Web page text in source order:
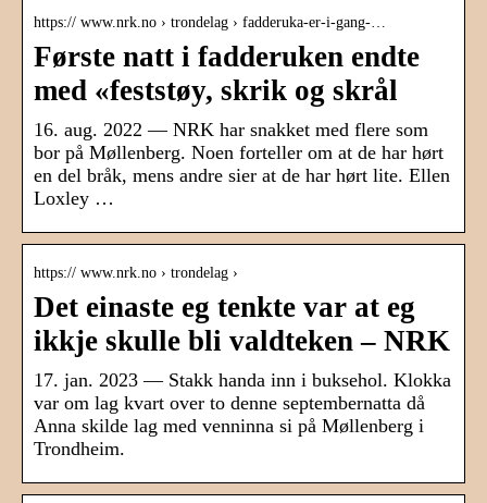
https:// www.nrk.no › trondelag › fadderuka-er-i-gang-…
Første natt i fadderuken endte
med «feststøy, skrik og skrål
16. aug. 2022 — NRK har snakket med flere som
bor på Møllenberg. Noen forteller om at de har hørt
en del bråk, mens andre sier at de har hørt lite. Ellen
Loxley …
https:// www.nrk.no › trondelag ›
Det einaste eg tenkte var at eg
ikkje skulle bli valdteken – NRK
17. jan. 2023 — Stakk handa inn i buksehol. Klokka
var om lag kvart over to denne septembernatta då
Anna skilde lag med venninna si på Møllenberg i
Trondheim.